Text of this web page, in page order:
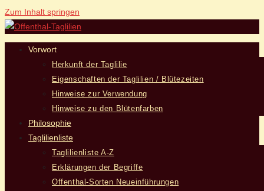
Zum Inhalt springen
Vorwort
Herkunft der Taglilie
Eigenschaften der Taglilien / Blütezeiten
Hinweise zur Verwendung
Hinweise zu den Blütenfarben
Philosophie
Taglilienliste
Taglilienliste A-Z
Erklärungen der Begriffe
Offenthal-Sorten Neueinführungen